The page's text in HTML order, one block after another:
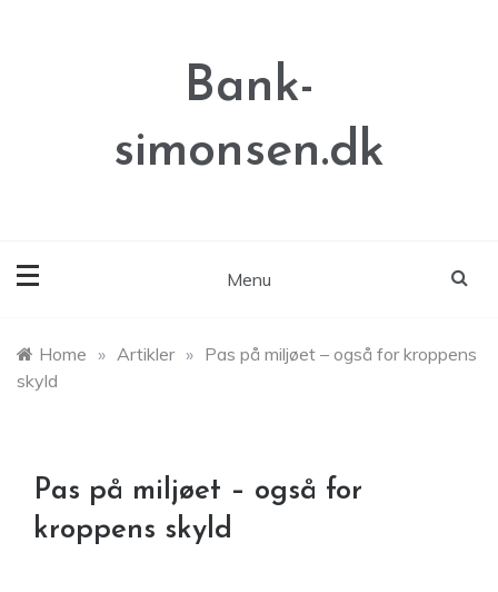
Bank-
simonsen.dk
Menu
Home » Artikler » Pas på miljøet – også for kroppens
skyld
Pas på miljøet – også for
kroppens skyld